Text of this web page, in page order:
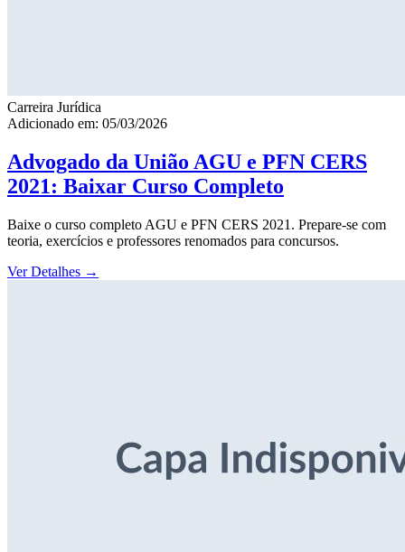
Carreira Jurídica
Adicionado em: 05/03/2026
Advogado da União AGU e PFN CERS
2021: Baixar Curso Completo
Baixe o curso completo AGU e PFN CERS 2021. Prepare-se com
teoria, exercícios e professores renomados para concursos.
Ver Detalhes →